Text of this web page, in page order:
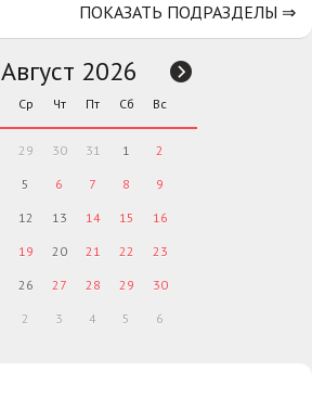
ПОКАЗАТЬ ПОДРАЗДЕЛЫ ⇒
Август 2026
Ср Чт Пт Сб Вс
29 30 31 1 2
5 6 7 8 9
12 13 14 15 16
19 20 21 22 23
26 27 28 29 30
2 3 4 5 6